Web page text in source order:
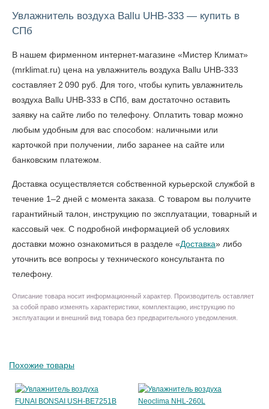
Увлажнитель воздуха Ballu UHB-333 — купить в
СПб
В нашем фирменном интернет-магазине «Мистер Климат»
(mrklimat.ru) цена на увлажнитель воздуха Ballu UHB-333
составляет 2 090 руб. Для того, чтобы купить увлажнитель
воздуха Ballu UHB-333 в СПб , вам достаточно оставить
заявку на сайте либо по телефону. Оплатить товар можно
любым удобным для вас способом: наличными или
карточкой при получении, либо заранее на сайте или
банковским платежом.
Доставка осуществляется собственной курьерской службой в
течение 1–2 дней с момента заказа. С товаром вы получите
гарантийный талон, инструкцию по эксплуатации, товарный и
кассовый чек. С подробной информацией об условиях
доставки можно ознакомиться в разделе «Доставка» либо
уточнить все вопросы у технического консультанта по
телефону.
Описание товара носит информационный характер. Производитель оставляет
за собой право изменять характеристики, комплектацию, инструкцию по
эксплуатации и внешний вид товара без предварительного уведомления.
Похожие товары